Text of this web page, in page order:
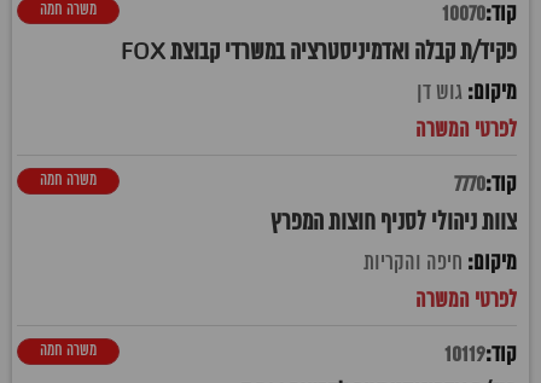
10070
פקיד/ת קבלה ואדמיניסטרציה במשרדי קבוצת FOX
משרה חמה
גוש דן
7770
צוות ניהולי לסניף חוצות המפרץ
משרה חמה
חיפה והקריות
10119 משרה חמה